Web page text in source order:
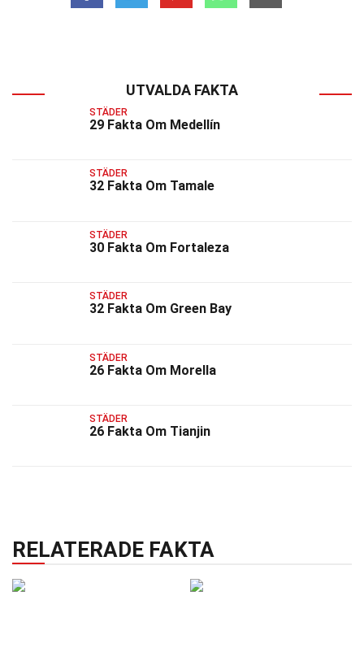
UTVALDA FAKTA
STÄDER
29 Fakta Om Medellín
STÄDER
32 Fakta Om Tamale
STÄDER
30 Fakta Om Fortaleza
STÄDER
32 Fakta Om Green Bay
STÄDER
26 Fakta Om Morella
STÄDER
26 Fakta Om Tianjin
RELATERADE FAKTA